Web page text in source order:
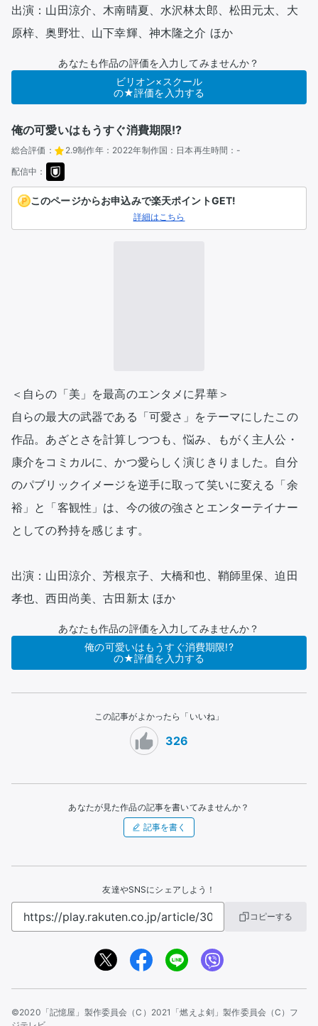
出演：山田涼介、木南晴夏、水沢林太郎、松田元太、大
原梓、奥野壮、山下幸輝、神木隆之介 ほか
あなたも作品の評価を入力してみませんか？
ビリオン×スクール
の★評価を入力する
俺の可愛いはもうすぐ消費期限!?
総合評価： 2.9制作年： 2022年制作国： 日本再生時間： -
配信中：
このページからお申込みで楽天ポイントGET!
詳細はこちら
＜自らの「美」を最高のエンタメに昇華＞
自らの最大の武器である「可愛さ」をテーマにしたこの
作品。あざとさを計算しつつも、悩み、もがく主人公・
康介をコミカルに、かつ愛らしく演じきりました。自分
のパブリックイメージを逆手に取って笑いに変える「余
裕」と「客観性」は、今の彼の強さとエンターテイナー
としての矜持を感じます。
出演：山田涼介、芳根京子、大橋和也、鞘師里保、迫田
孝也、西田尚美、古田新太 ほか
あなたも作品の評価を入力してみませんか？
俺の可愛いはもうすぐ消費期限!?
の★評価を入力する
この記事がよかったら「いいね」
326
あなたが見た作品の記事を書いてみませんか？
記事を書く
友達やSNSにシェアしよう！
コピーする
©2020「記憶屋」製作委員会 （C）2021「燃えよ剣」製作委員会（C）フ